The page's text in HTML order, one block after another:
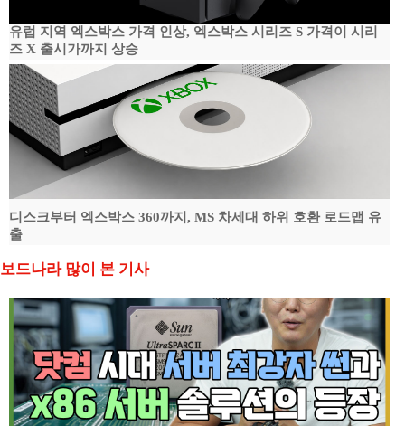
유럽 지역 엑스박스 가격 인상, 엑스박스 시리즈 S 가격이 시리
즈 X 출시가까지 상승
디스크부터 엑스박스 360까지, MS 차세대 하위 호환 로드맵 유
출
보드나라 많이 본 기사